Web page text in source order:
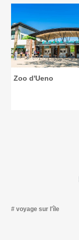
Zoo d'Ueno
voyage sur l'île